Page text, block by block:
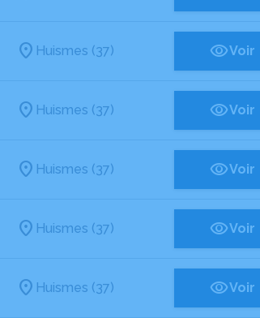
Huismes (37) Voir
Huismes (37) Voir
Huismes (37) Voir
Huismes (37) Voir
Huismes (37) Voir